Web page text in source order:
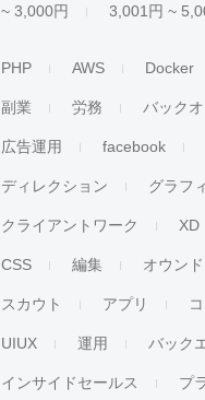
~ 3,000円 3,001円 ~
PHP AWS Docker
副業 労務 バック
広告運用 facebook
ディレクション グラフ
クライアントワーク XD
CSS 編集 オウン
スカウト アプリ
UIUX 運用 バック
インサイドセールス プ